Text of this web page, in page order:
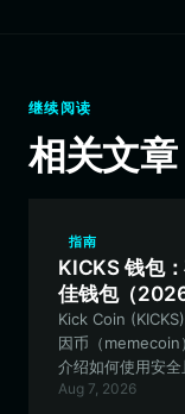
继续阅读
相关文章
指南
KICKS 钱包
佳钱包（2026
Kick Coin
因币（memecoin
介绍如何使用安
代币。
Aug 7, 2026